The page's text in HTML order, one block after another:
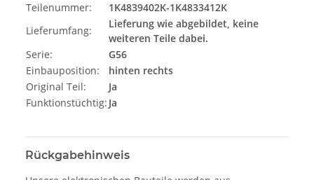
Teilenummer:
1K4839402K-1K4833412K
Lieferumfang:
Lieferung wie abgebildet, keine
weiteren Teile dabei.
Serie:
G56
Einbauposition:
hinten rechts
Original Teil:
Ja
Funktionstüchtig: Ja
Rückgabehinweis